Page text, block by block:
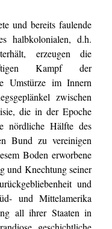
und bereits faulende
halbkolonialen, d.h.
erzeugen die
Kampf der
Umstürze im Innern
zwischen
die in der Epoche
nördliche Hälfte des
Bund zu vereinigen
Boden erworbene
und Knechtung seiner
und
und Mittelamerika
all ihrer Staaten in